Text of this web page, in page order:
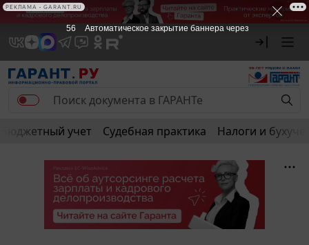
Бюджетный учет Судебная практика Налоги и
56 Автоматическое закрытие баннера через
РЕКЛАМА • GARANT.RU